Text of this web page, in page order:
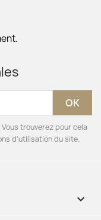
trouverez pour cela
d'utilisation du site.
